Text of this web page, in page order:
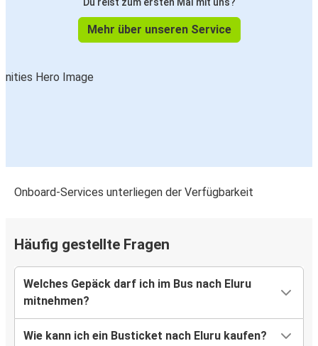
Mehr über unseren Service
Onboard-Services unterliegen der Verfügbarkeit
Häufig gestellte Fragen
Welches Gepäck darf ich im Bus nach Eluru
mitnehmen?
Wie kann ich ein Busticket nach Eluru kaufen?